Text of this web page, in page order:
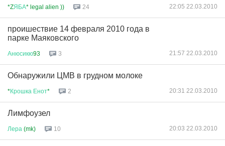
*ZЯБА* legal alien )) 24 22:05 22.03.2010
проишествие 14 февраля 2010 года в
парке Маяковского
Анюсикю93 3 21:57 22.03.2010
Обнаружили ЦМВ в грудном молоке
*Крошка Енот* 2 20:31 22.03.2010
Лимфоузел
Лера (mk) 10 20:03 22.03.2010